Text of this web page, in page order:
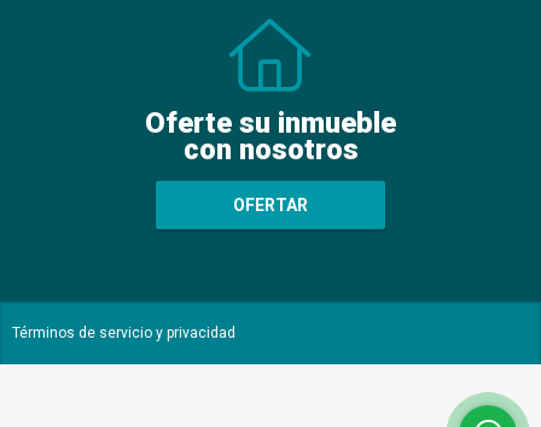
Oferte su inmueble
con nosotros
OFERTAR
Términos de servicio y privacidad